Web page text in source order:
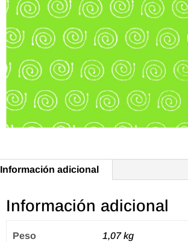
Información adicional
Información adicional
Peso 1,07 kg